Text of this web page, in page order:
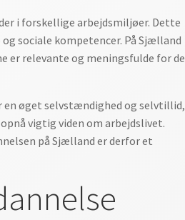
i forskellige arbejdsmiljøer. Dette
sociale kompetencer. På Sjælland
er relevante og meningsfulde for de
en øget selvstændighed og selvtillid,
vigtig viden om arbejdslivet.
på Sjælland er derfor et